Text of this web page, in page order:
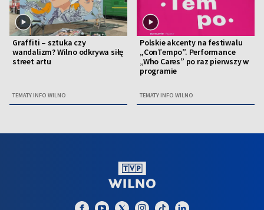
Graffiti – sztuka czy
wandalizm? Wilno odkrywa siłę
street artu
TEMATY INFO WILNO
Polskie akcenty na festiwalu
„ConTempo”. Performance
„Who Cares” po raz pierwszy w
programie
TEMATY INFO WILNO